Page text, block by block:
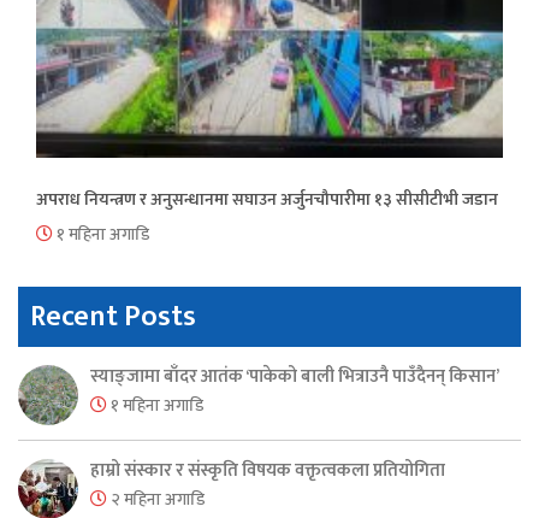
अपराध नियन्त्रण र अनुसन्धानमा सघाउन अर्जुनचौपारीमा १३ सीसीटीभी जडान
१ महिना अगाडि
Recent Posts
स्याङ्जामा बाँदर आतंक ‘पाकेको बाली भित्राउनै पाउँदैनन् किसान’
१ महिना अगाडि
हाम्रो संस्कार र संस्कृति विषयक वक्तृत्वकला प्रतियोगिता
२ महिना अगाडि